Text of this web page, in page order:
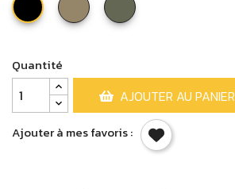
Tan
Green
Quantité
AJOUTER AU PANIER
Ajouter à mes favoris :